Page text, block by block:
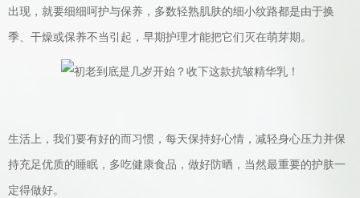
出现，就要细细呵护与保养，多数轻熟肌肤的细小纹路都是由于换
季、干燥或保养不当引起，早期护理才能把它们灭在萌芽期。
生活上，我们要有好的而习惯，每天保持好心情，减轻身心压力并保
持充足优质的睡眠，多吃健康食品，做好防晒，当然最重要的护肤一
定得做好。